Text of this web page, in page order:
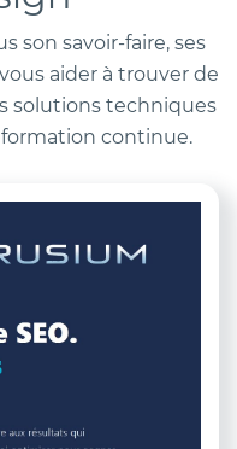
son savoir-faire, ses
aider à trouver de
solutions techniques
formation continue.